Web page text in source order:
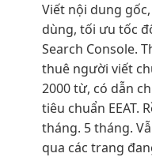
Viết nội dung
dùng, tối ưu tốc
Search Console.
thuê người viết
2000 từ, có dẫn
tiêu chuẩn EEAT.
tháng. 5 tháng.
qua các trang